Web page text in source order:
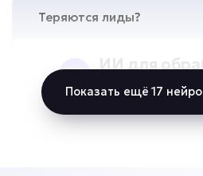
Теряются лиды?
ИИ для
заявок
Показать ещё 17